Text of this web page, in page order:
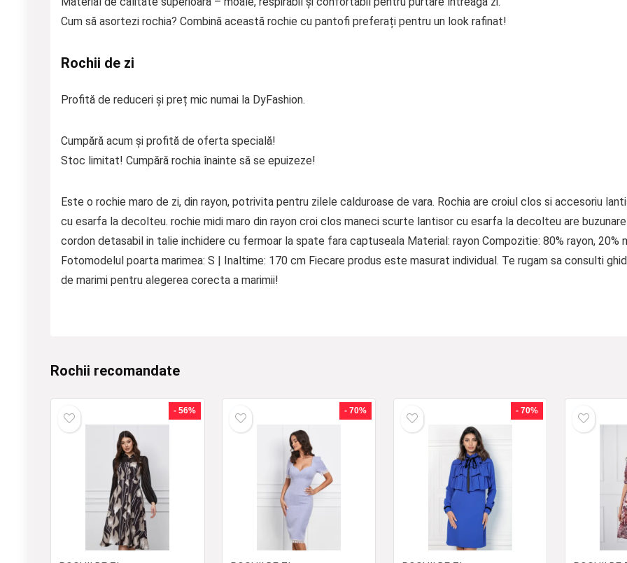
Cum să asortezi rochia? Combină această rochie cu pantofi preferați pentru un look rafinat!
Rochii de zi
Profită de reduceri și preț mic numai la DyFashion.
Cumpără acum și profită de oferta specială!
Stoc limitat! Cumpără rochia înainte să se epuizeze!
Este o rochie maro de zi, din rayon, potrivita pentru zilele calduroase de vara. Rochia are croiul clos si accesoriu
cu esarfa la decolteu. rochie midi maro din rayon croi clos maneci scurte lantisor cu esarfa la decolteu are buzunare
cordon detasabil in talie inchidere cu fermoar la spate fara captuseala Material: rayon Compozitie: 80% rayon, 20%
Fotomodelul poarta marimea: S | Inaltime: 170 cm Fiecare produs este masurat individual. Te rugam sa consulti
de marimi pentru alegerea corecta a marimii!
Rochii recomandate
- 56% - 70% - 70%